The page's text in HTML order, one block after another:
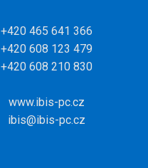
+420 465 641 366
+420 608 123 479
+420 608 210 830
www.ibis-pc.cz
ibis@ibis-pc.cz